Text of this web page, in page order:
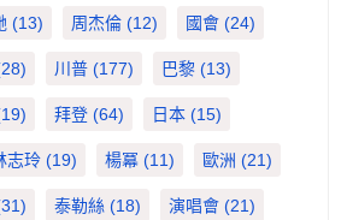
(13) 周杰倫 (12) 國會 (24)
川普 (177) 巴黎 (13)
拜登 (64) 日本 (15)
志玲 (19) 楊冪 (11) 歐洲 (21)
泰勒絲 (18) 演唱會 (21)